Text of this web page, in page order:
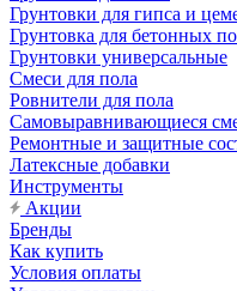
Грунтовки для гипса и
Грунтовка для бетонных
Грунтовки универсальные
Смеси для пола
Ровнители для пола
Самовыравнивающиеся
Ремонтные и защитные
Латексные добавки
Инструменты
Акции
Бренды
Как купить
Условия оплаты